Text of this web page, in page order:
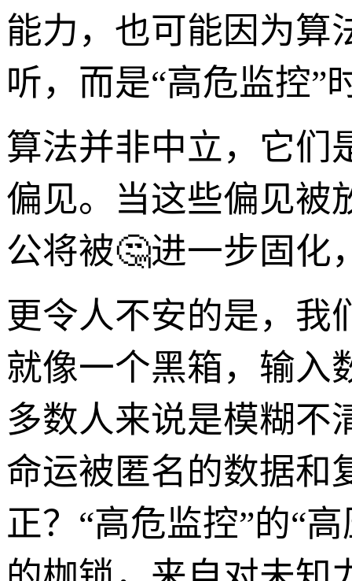
能力，也可能因为算
听，而是“高危监控”
算法并非中立，它们
偏见。当这些偏见被
公将被🤔进一步固化
更令人不安的是，我
就像一个黑箱，输入
多数人来说是模糊不
命运被匿名的数据和
正？“高危监控”的“